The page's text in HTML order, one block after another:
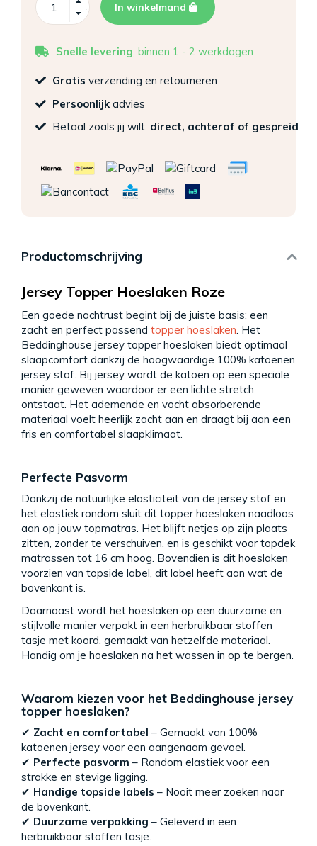
In winkelmand
Snelle levering, binnen 1 - 2 werkdagen
Gratis verzending en retourneren
Persoonlijk advies
Betaal zoals jij wilt: direct, achteraf of gespreid
Productomschrijving
Jersey Topper Hoeslaken Roze
Een goede nachtrust begint bij de juiste basis: een
zacht en perfect passend topper hoeslaken . Het
Beddinghouse jersey topper hoeslaken biedt optimaal
slaapcomfort dankzij de hoogwaardige 100% katoenen
jersey stof. Bij jersey wordt de katoen op een speciale
manier geweven waardoor er een lichte stretch
ontstaat. Het ademende en vocht absorberende
materiaal voelt heerlijk zacht aan en draagt bij aan een
fris en comfortabel slaapklimaat.
Perfecte Pasvorm
Dankzij de natuurlijke elasticiteit van de jersey stof en
het elastiek rondom sluit dit topper hoeslaken naadloos
aan op jouw topmatras. Het blijft netjes op zijn plaats
zitten, zonder te verschuiven, en is geschikt voor topdek
matrassen tot 16 cm hoog. Bovendien is dit hoeslaken
voorzien van topside label, dit label heeft aan wat de
bovenkant is.
Daarnaast wordt het hoeslaken op een duurzame en
stijlvolle manier verpakt in een herbruikbaar stoffen
tasje met koord, gemaakt van hetzelfde materiaal.
Handig om je hoeslaken na het wassen in op te bergen.
Waarom kiezen voor het Beddinghouse jersey
topper hoeslaken?
✔ Zacht en comfortabel – Gemaakt van 100%
katoenen jersey voor een aangenaam gevoel.
✔ Perfecte pasvorm – Rondom elastiek voor een
strakke en stevige ligging.
✔ Handige topside labels – Nooit meer zoeken naar
de bovenkant.
✔ Duurzame verpakking – Geleverd in een
herbruikbaar stoffen tasje.